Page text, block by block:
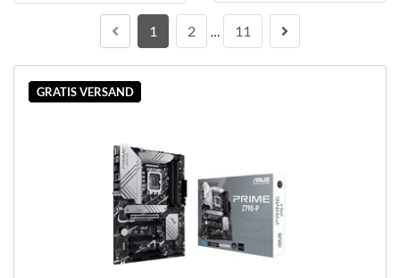
1 2 … 11
GRATIS VERSAND